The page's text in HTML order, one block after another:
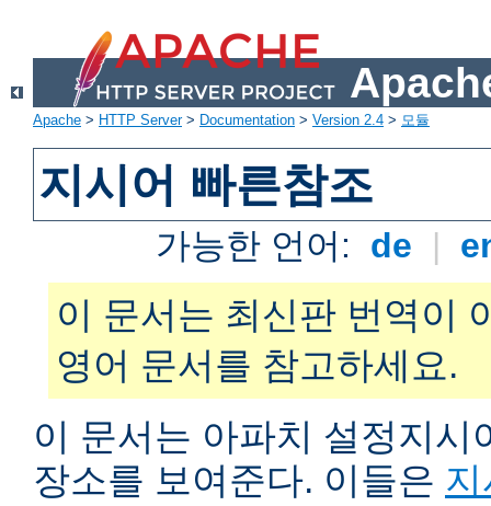
Apache > HTTP Server> Documentation > Version 2.4 > 모듈
지시어 빠른참조
가능한 언어: de |
이 문서는 최신판 번역이
영어 문서를 참고하세요.
이 문서는 아파치 설정지
장소를 보여준다. 이들은